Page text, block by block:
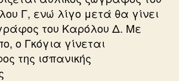
Γ, ενώ λίγο μετά θα γίνει
του Καρόλου Δ. Με
ο Γκόγια γίνεται
της ισπανικής